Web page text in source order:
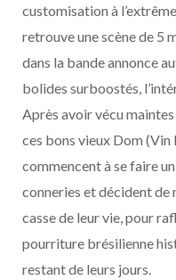
customisation à
retrouve une scène de 5
dans la bande annonce
bolides surboostés,
Après avoir vécu
ces bons vieux Dom
commencent à se faire
conneries et décident de
casse de leur vie, pour
pourriture brésilienne
restant de leurs jours.